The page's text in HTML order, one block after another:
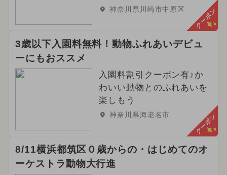
神奈川県川崎市中原区 クーポン
3歳以下入園料無料！動物ふれあいデビュ
ーにもおススメ
入園料割引クーポン有♪か
わいい動物とのふれあいを
楽しもう
神奈川県海老名市 クーポン
8/11横浜都筑区０歳からの・はじめてのオ
ーケストラ動物大行進